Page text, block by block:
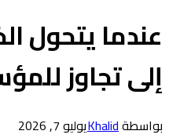
عندما يتحول
إلى تجاوز
بواسطةKhalidيوليو 7, 2026